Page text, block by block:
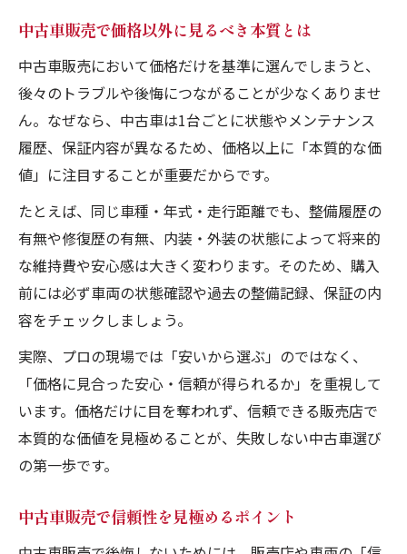
中古車販売で価格以外に見るべき本質とは
中古車販売において価格だけを基準に選んでしまうと、
後々のトラブルや後悔につながることが少なくありませ
ん。なぜなら、中古車は1台ごとに状態やメンテナンス
履歴、保証内容が異なるため、価格以上に「本質的な価
値」に注目することが重要だからです。
たとえば、同じ車種・年式・走行距離でも、整備履歴の
有無や修復歴の有無、内装・外装の状態によって将来的
な維持費や安心感は大きく変わります。そのため、購入
前には必ず車両の状態確認や過去の整備記録、保証の内
容をチェックしましょう。
実際、プロの現場では「安いから選ぶ」のではなく、
「価格に見合った安心・信頼が得られるか」を重視して
います。価格だけに目を奪われず、信頼できる販売店で
本質的な価値を見極めることが、失敗しない中古車選び
の第一歩です。
中古車販売で信頼性を見極めるポイント